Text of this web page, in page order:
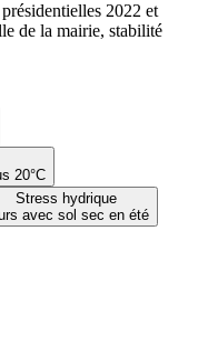
20°C
Stress hydrique
avec sol sec en été
2022 et
de la mairie, stabilité